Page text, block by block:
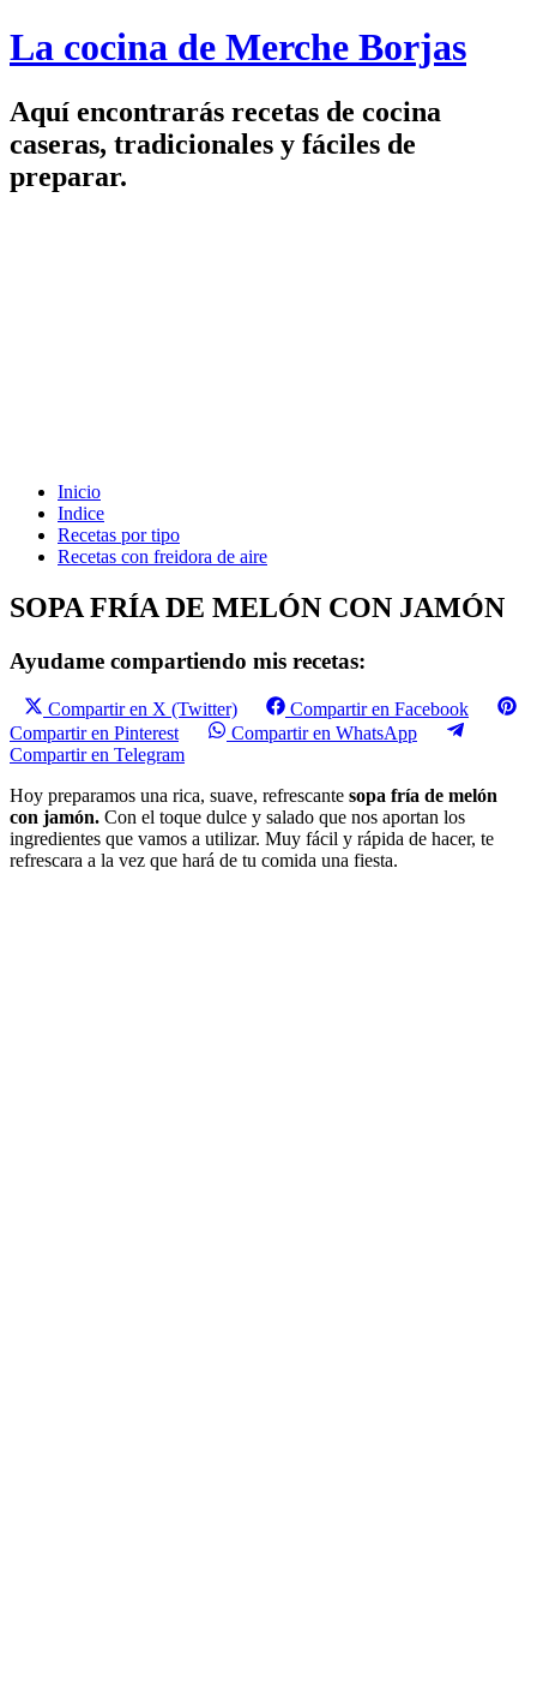
La cocina de Merche Borjas
Aquí encontrarás recetas de cocina
caseras, tradicionales y fáciles de
preparar.
Inicio
Indice
Recetas por tipo
Recetas con freidora de aire
SOPA FRÍA DE MELÓN CON JAMÓN
Ayudame compartiendo mis recetas:
Compartir en X (Twitter)
Compartir en Facebook
Compartir en Pinterest
Compartir en WhatsApp
Compartir en Telegram
Hoy preparamos una rica, suave, refrescante sopa fría de melón
con jamón. Con el toque dulce y salado que nos aportan los
ingredientes que vamos a utilizar. Muy fácil y rápida de hacer, te
refrescara a la vez que hará de tu comida una fiesta.